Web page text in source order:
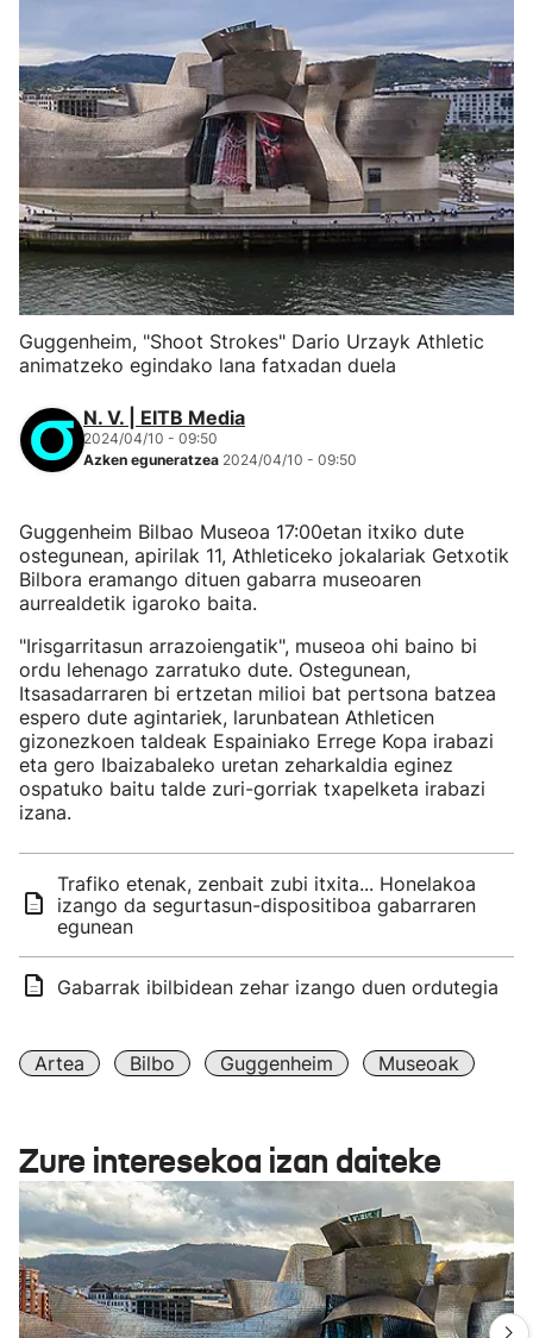
Guggenheim, "Shoot Strokes" Dario Urzayk Athletic
animatzeko egindako lana fatxadan duela
N. V. | EITB Media
2024/04/10 - 09:50
Azken eguneratzea 2024/04/10 - 09:50
Guggenheim Bilbao Museoa 17:00etan itxiko dute
ostegunean, apirilak 11, Athleticeko jokalariak Getxotik
Bilbora eramango dituen gabarra museoaren
aurrealdetik igaroko baita.
"Irisgarritasun arrazoiengatik", museoa ohi baino bi
ordu lehenago zarratuko dute. Ostegunean,
Itsasadarraren bi ertzetan milioi bat pertsona batzea
espero dute agintariek, larunbatean Athleticen
gizonezkoen taldeak Espainiako Errege Kopa irabazi
eta gero Ibaizabaleko uretan zeharkaldia eginez
ospatuko baitu talde zuri-gorriak txapelketa irabazi
izana.
Trafiko etenak, zenbait zubi itxita... Honelakoa
izango da segurtasun-dispositiboa gabarraren
egunean
Gabarrak ibilbidean zehar izango duen ordutegia
Artea Bilbo Guggenheim Museoak
Zure interesekoa izan daiteke